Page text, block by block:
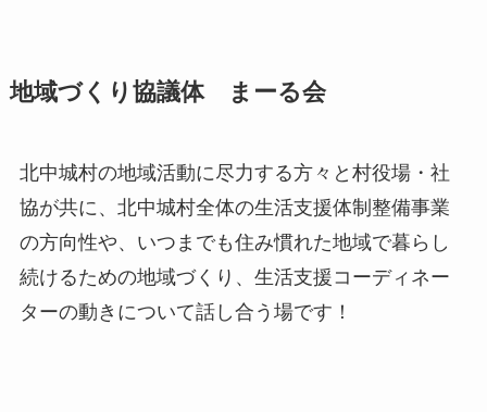
地域づくり協議体 まーる会
北中城村の地域活動に尽力する方々と村役場・社
協が共に、北中城村全体の生活支援体制整備事業
の方向性や、いつまでも住み慣れた地域で暮らし
続けるための地域づくり、生活支援コーディネー
ターの動きについて話し合う場です！